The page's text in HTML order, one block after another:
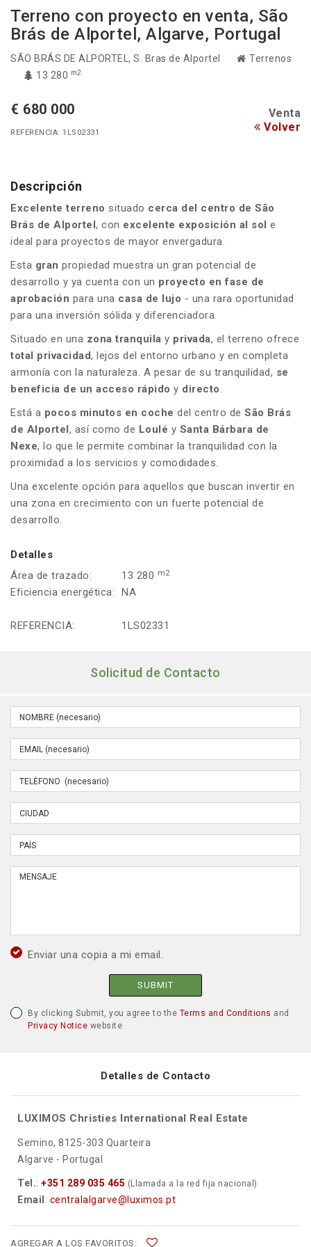
Terreno con proyecto en venta, São
Brás de Alportel, Algarve, Portugal
SÃO BRÁS DE ALPORTEL, S. Bras de Alportel
Terrenos
13 280 m2
€ 680 000 Venta
REFERENCIA: 1LS02331 Volver
Descripción
Excelente terreno situado cerca del centro de São
Brás de Alportel , con excelente exposición al sol e
ideal para proyectos de mayor envergadura.
Esta gran propiedad muestra un gran potencial de
desarrollo y ya cuenta con un proyecto en fase de
aprobación para una casa de lujo - una rara oportunidad
para una inversión sólida y diferenciadora.
Situado en una zona tranquila y privada, el terreno ofrece
total privacidad, lejos del entorno urbano y en completa
armonía con la naturaleza. A pesar de su tranquilidad, se
beneficia de un acceso rápido y directo.
Está a pocos minutos en coche del centro de São Brás
de Alportel , así como de Loulé y Santa Bárbara de
Nexe, lo que le permite combinar la tranquilidad con la
proximidad a los servicios y comodidades.
Una excelente opción para aquellos que buscan invertir en
una zona en crecimiento con un fuerte potencial de
desarrollo.
Detalles
Área de trazado:
13 280 m2
Eficiencia energética: NA
REFERENCIA: 1LS02331
Solicitud de Contacto
Enviar una copia a mi email.
SUBMIT
By clicking Submit, you agree to the Terms and Conditions and
Privacy Notice website
Detalles de Contacto
LUXIMOS Christies International Real Estate
Semino, 8125-303 Quarteira
Algarve - Portugal
Tel.: +351 289 035 465 (Llamada a la red fija nacional)
Email : centralalgarve@luximos.pt
AGREGAR A LOS FAVORITOS: